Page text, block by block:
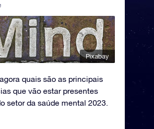
Pixabay
quais são as principais
que vão estar presentes
setor da saúde mental 2023.